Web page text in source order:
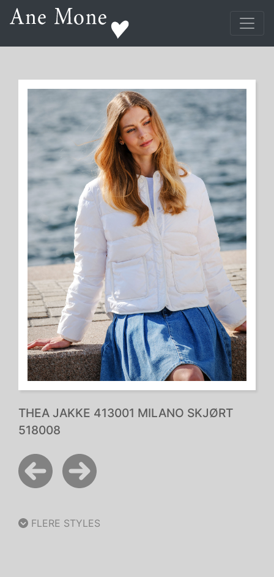
THEA JAKKE 413001 MILANO SKJØRT
518008
FLERE STYLES